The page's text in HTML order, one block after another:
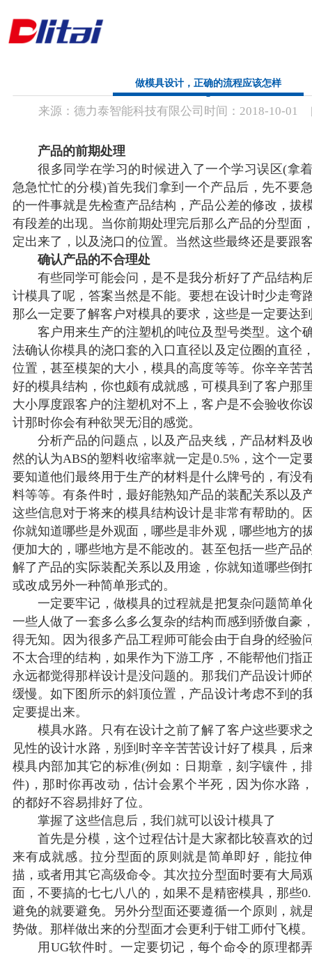
首 页
公司简介
解决方案
新闻资讯
做模具设计，正确的流程应该怎样
来源： 德力泰智能科技有限公司 时间： 2018-10-01
产品的前期处理
很多同学在学习的时候进入了一个学习误区(拿
急急忙忙的分模)首先我们拿到一个产品后，先不要
的一件事就是先检查产品结构，产品公差的修改，拔
有段差的出现。当你前期处理完后那么产品的分型面
定出来了，以及浇口的位置。当然这些最终还是要跟
确认产品的不合理处
有些同学可能会问，是不是我分析好了产品结构
计模具了呢，答案当然是不能。要想在设计时少走弯
那么一定要了解客户对模具的要求，这些是一定要达
客户用来生产的注塑机的吨位及型号类型。这个
法确认你模具的浇口套的入口直径以及定位圈的直径
位置，甚至模架的大小，模具的高度等等。你辛辛苦
好的模具结构，你也颇有成就感，可模具到了客户那
大小厚度跟客户的注塑机对不上，客户是不会验收你
计那时你会有种欲哭无泪的感觉。
分析产品的问题点，以及产品夹线，产品材料及
然的认为ABS的塑料收缩率就一定是0.5%，这个一定
要知道他们最终用于生产的材料是什么牌号的，有没
料等等。有条件时，最好能熟知产品的装配关系以及
这些信息对于将来的模具结构设计是非常有帮助的。
你就知道哪些是外观面，哪些是非外观，哪些地方的
便加大的，哪些地方是不能改的。甚至包括一些产品
解了产品的实际装配关系以及用途，你就知道哪些倒
或改成另外一种简单形式的。
一定要牢记，做模具的过程就是把复杂问题简单
一些人做了一套多么多么复杂的结构而感到骄傲自豪
得无知。因为很多产品工程师可能会由于自身的经验
不太合理的结构，如果作为下游工序，不能帮他们指
永远都觉得那样设计是没问题的。那我们产品设计师
缓慢。如下图所示的斜顶位置，产品设计考虑不到的
定要提出来。
模具水路。只有在设计之前了解了客户这些要求
见性的设计水路，别到时辛辛苦苦设计好了模具，后
模具内部加其它的标准(例如：日期章，刻字镶件，
件)，那时你再改动，估计会累个半死，因为你水路
的都好不容易排好了位。
掌握了这些信息后，我们就可以设计模具了
首先是分模，这个过程估计是大家都比较喜欢的
来有成就感。拉分型面的原则就是简单即好，能拉
描，或者用其它高级命令。其次拉分型面时要有大局
面，不要搞的七七八八的，如果不是精密模具，那些
避免的就要避免。另外分型面还要遵循一个原则，就
势做。那样做出来的分型面才会更利于钳工师付飞模
用UG软件时。一定要切记，每个命令的原理都